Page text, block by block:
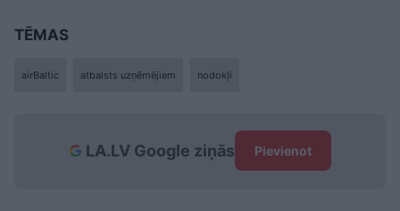
TĒMAS
airBaltic atbalsts uzņēmējiem nodokļi
LA.LV Google ziņās Pievienot